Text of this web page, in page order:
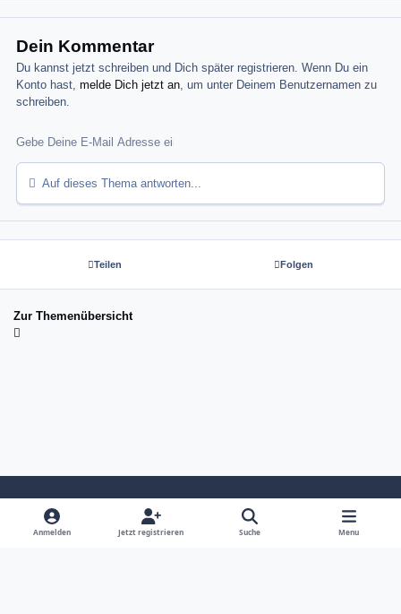
Dein Kommentar
Du kannst jetzt schreiben und Dich später registrieren. Wenn Du ein
Konto hast,melde Dich jetzt an, um unter Deinem Benutzernamen zu
schreiben.
Auf dieses Thema antworten...
Teilen Folgen
Zur Themenübersicht
Light ModeDark ModeSystem Preference
Anmelden Jetzt registrieren Suche Menu